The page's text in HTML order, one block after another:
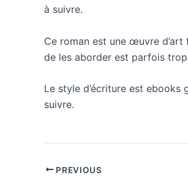
à suivre.
Ce roman est une œuvre
de les aborder est parfois
Le style d’écriture est
suivre.
PREVIOUS